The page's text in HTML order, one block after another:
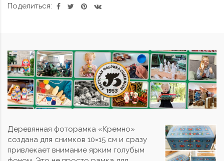
Поделиться:
Деревянная фоторамка «Кремно»
создана для снимков 10×15 см и сразу
привлекает внимание ярким голубым